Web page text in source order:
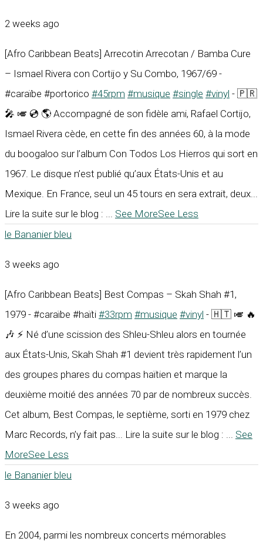
2 weeks ago
[Afro Caribbean Beats] Arrecotin Arrecotan / Bamba Cure
– Ismael Rivera con Cortijo y Su Combo, 1967/69 -
#caraïbe #portorico #45rpm #musique #single #vinyl - 🇵🇷
🎤 🎺 💿 🌎 Accompagné de son fidèle ami, Rafael Cortijo,
Ismael Rivera cède, en cette fin des années 60, à la mode
du boogaloo sur l’album Con Todos Los Hierros qui sort en
1967. Le disque n’est publié qu’aux États-Unis et au
Mexique. En France, seul un 45 tours en sera extrait, deux...
Lire la suite sur le blog :
See MoreSee Less
le Bananier bleu
3 weeks ago
[Afro Caribbean Beats] Best Compas – Skah Shah #1,
1979 - #caraïbe #haïti #33rpm #musique #vinyl - 🇭🇹 🎺 🔥
🎶 ⚡ Né d’une scission des Shleu-Shleu alors en tournée
aux États-Unis, Skah Shah #1 devient très rapidement l’un
des groupes phares du compas haïtien et marque la
deuxième moitié des années 70 par de nombreux succès.
Cet album, Best Compas, le septième, sorti en 1979 chez
Marc Records, n’y fait pas... Lire la suite sur le blog :
See
MoreSee Less
le Bananier bleu
3 weeks ago
En 2004, parmi les nombreux concerts mémorables